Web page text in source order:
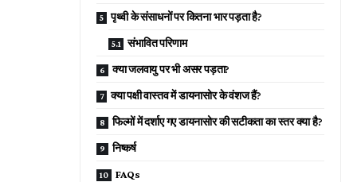
पृथ्वी के संसाधनों पर कितना भार पड़ता है?
संभावित परिणाम
क्या जलवायु पर भी असर पड़ता?
क्या पक्षी वास्तव में डायनासोर के वंशज हैं?
फिल्मों में दर्शाए गए डायनासोर की सटीकता का स्तर क्या है?
निष्कर्ष
FAQs